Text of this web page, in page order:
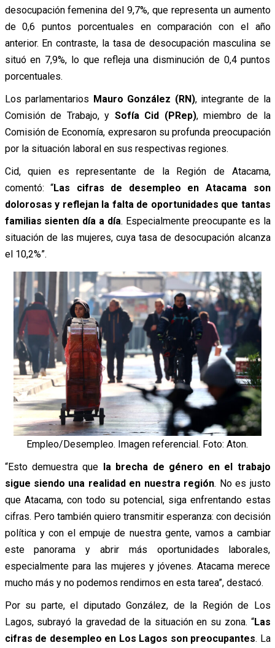
desocupación femenina del 9,7%, que representa un aumento
de 0,6 puntos porcentuales en comparación con el año
anterior. En contraste, la tasa de desocupación masculina se
situó en 7,9%, lo que refleja una disminución de 0,4 puntos
porcentuales.
Los parlamentarios Mauro González (RN), integrante de la
Comisión de Trabajo, y Sofía Cid (PRep), miembro de la
Comisión de Economía, expresaron su profunda preocupación
por la situación laboral en sus respectivas regiones.
Cid, quien es representante de la Región de Atacama,
comentó: “Las cifras de desempleo en Atacama son
dolorosas y reflejan la falta de oportunidades que tantas
familias sienten día a día. Especialmente preocupante es la
situación de las mujeres, cuya tasa de desocupación alcanza
el 10,2%”.
Empleo/Desempleo. Imagen referencial. Foto: Aton.
“Esto demuestra que
la brecha de género en el trabajo
sigue siendo una realidad en nuestra región. No es justo
que Atacama, con todo su potencial, siga enfrentando estas
cifras. Pero también quiero transmitir esperanza: con decisión
política y con el empuje de nuestra gente, vamos a cambiar
este panorama y abrir más oportunidades laborales,
especialmente para las mujeres y jóvenes. Atacama merece
mucho más y no podemos rendirnos en esta tarea”, destacó.
Por su parte, el diputado González, de la Región de Los
Lagos, subrayó la gravedad de la situación en su zona. “Las
cifras de desempleo en Los Lagos son preocupantes. La